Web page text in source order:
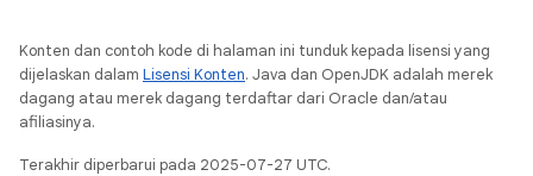
Konten dan contoh kode di halaman ini tunduk kepada lisensi yang
dijelaskan dalam Lisensi Konten. Java dan OpenJDK adalah merek
dagang atau merek dagang terdaftar dari Oracle dan/atau
afiliasinya.
Terakhir diperbarui pada 2025-07-27 UTC.